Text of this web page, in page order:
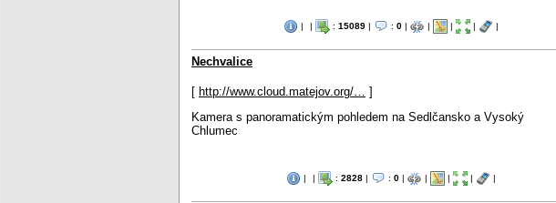
| | : 15089| : 0| | | | |
Nechvalice
[ http://www.cloud.matejov.org/…
]
Kamera s panoramatickým pohledem na Sedlčansko a Vysoký
Chlumec
| | : 2828| : 0| | | | |